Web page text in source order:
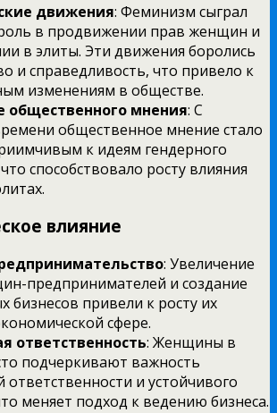
движения: Феминизм сыграл
в продвижении прав женщин и
в элиты. Эти движения боролись
и справедливость, что привело к
изменениям в обществе.
общественного мнения: С
общественное мнение стало
к идеям гендерного
способствовало росту влияния
влияние
: Увеличение
предпринимателей и создание
бизнесов привели к росту их
сфере.
ответственность: Женщины в
подчеркивают важность
ответственности и устойчивого
меняет подход к ведению бизнеса.